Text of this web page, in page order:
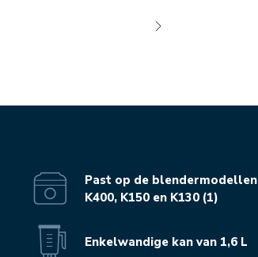
Past op de blendermodellen
K400, K150 en K130 (1)
Enkelwandige kan van 1,6 L